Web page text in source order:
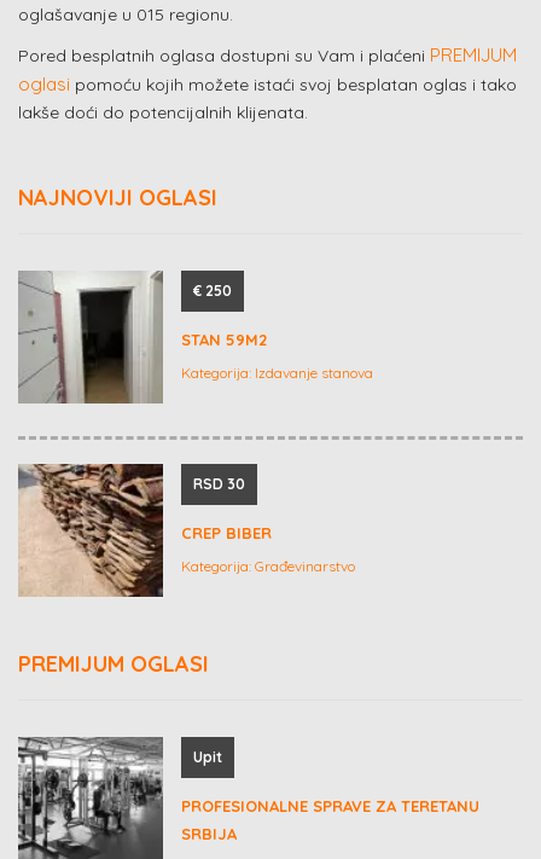
oglašavanje u 015 regionu.
Pored besplatnih oglasa dostupni su Vam i plaćeni PREMIJUM
oglasi pomoću kojih možete istaći svoj besplatan oglas i tako
lakše doći do potencijalnih klijenata.
NAJNOVIJI OGLASI
€ 250
STAN 59M2
Kategorija: Izdavanje stanova
RSD 30
CREP BIBER
Kategorija: Građevinarstvo
PREMIJUM OGLASI
Upit
PROFESIONALNE SPRAVE ZA TERETANU
SRBIJA